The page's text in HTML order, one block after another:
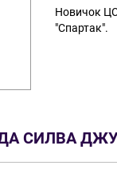
Новичок
"Спартак".
СИЛВА